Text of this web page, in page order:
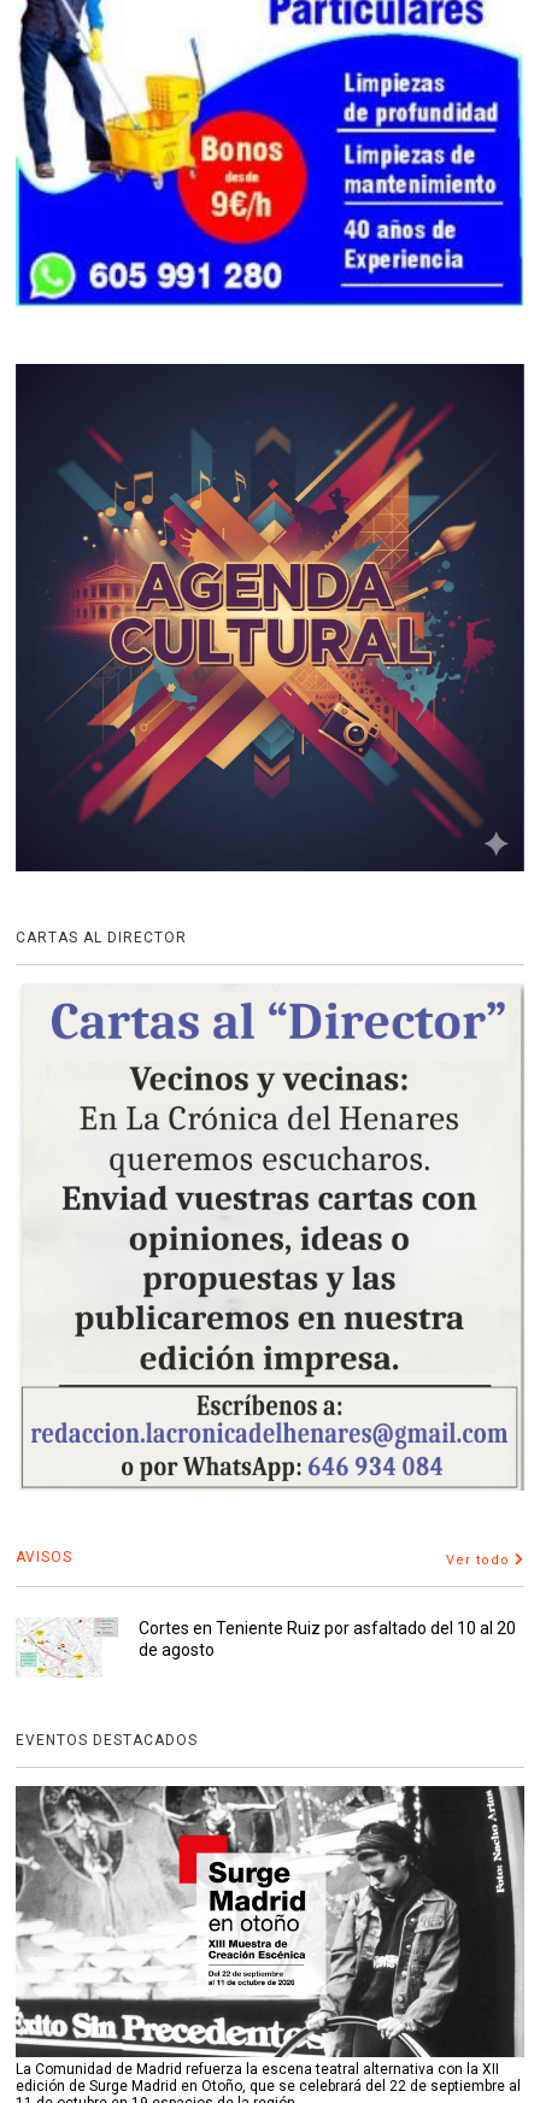
CARTAS AL DIRECTOR
AVISOS Ver todo
Cortes en Teniente Ruiz por asfaltado del 10 al 20
de agosto
EVENTOS DESTACADOS
La Comunidad de Madrid refuerza la escena teatral alternativa con la XII
edición de Surge Madrid en Otoño, que se celebrará del 22 de septiembre al